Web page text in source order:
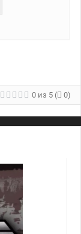
0 из 5 ( 0)